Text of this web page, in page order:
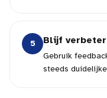
5 Blijf
Gebruik
steeds